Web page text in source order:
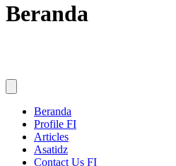
Beranda
Beranda
Profile FI
Articles
Asatidz
Contact Us FI